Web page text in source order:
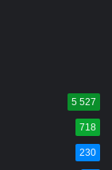
5 527
718
230